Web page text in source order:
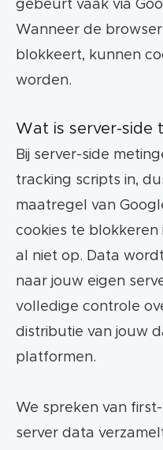
gebeurt vaak via
Wanneer de
blokkeert, kunnen
worden.
Wat is server-side
Bij server-side
tracking scripts in,
maatregel van
cookies te
al niet op. Data
naar jouw eigen
volledige controle
distributie van jouw
platformen.
We spreken van
server data